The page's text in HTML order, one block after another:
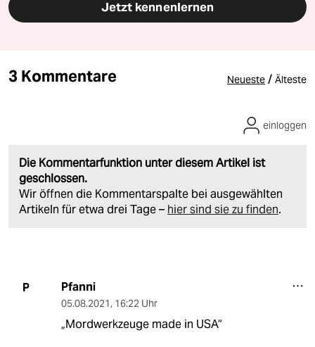
Jetzt kennenlernen
3 Kommentare Neueste / Älteste
Die Kommentarfunktion unter diesem Artikel ist
geschlossen.
Wir öffnen die Kommentarspalte bei ausgewählten
Artikeln für etwa drei Tage – hier sind sie zu finden.
einloggen
P Pfanni
05.08.2021, 16:22 Uhr
„Mordwerkzeuge made in USA“